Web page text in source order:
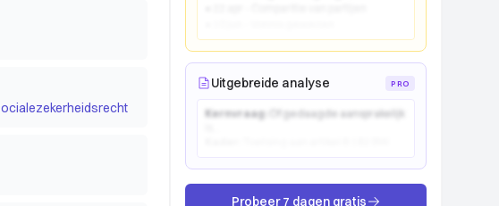
Uitgebreide analyse PRO
Kernvraag:
Of gedaagde aansprakelijk
Probeer 7 dagen gratis